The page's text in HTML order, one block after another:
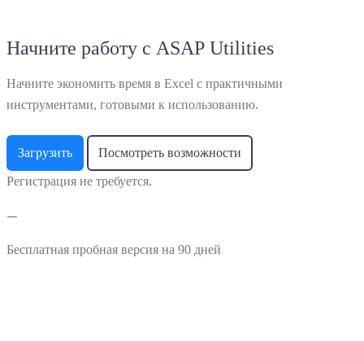
Начните работу с ASAP Utilities
Начните экономить время в Excel с практичными
инструментами, готовыми к использованию.
Загрузить Посмотреть возможности
Регистрация не требуется.
Бесплатная пробная версия на 90 дней